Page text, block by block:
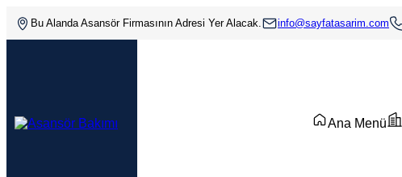
Bu Alanda Asansör Firmasının Adresi Yer Alacak. info@sayfatasarim.com
Ana Menü